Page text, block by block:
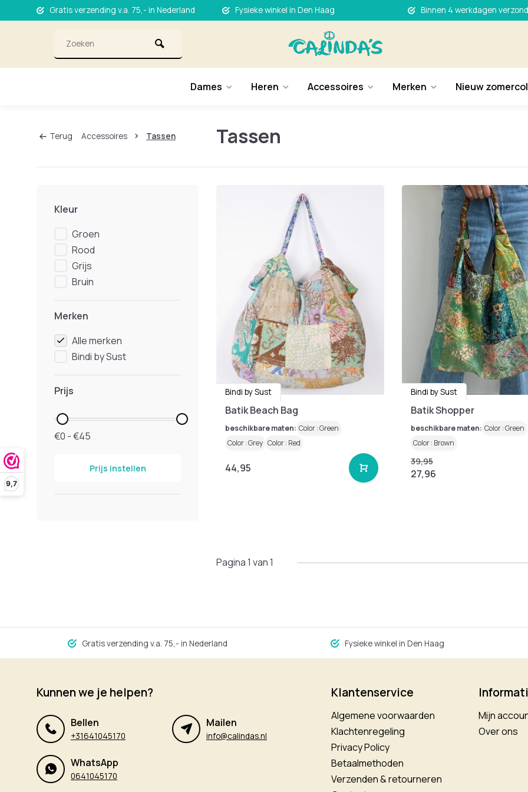
9,7
Gratis verzending v.a. 75,- in Nederland Fysieke winkel in Den Haag Binnen 4 werkdagen
Dames Heren Accessoires Merken Nieuw
Terug Accessoires Tassen Tassen
Kleur
Groen
Rood
Grijs
Bruin
Merken
Alle merken
Bindi by Sust
Prijs
€0 - €45
Prijs instellen
Bindi by Sust
Batik Beach Bag
beschikbare maten: Color : Green
Color : Grey Color : Red
44,95
Bindi by Sust
Batik Shopper
beschikbare maten: Color : Green
Color : Brown
39,95
27,96
Pagina 1 van 1
Gratis verzending v.a. 75,- in Nederland Fysieke winkel in Den Haag
Kunnen we je helpen?
Bellen
+31641045170
Mailen
info@calindas.nl
WhatsApp
0641045170
Klantenservice
Algemene voorwaarden
Klachtenregeling
Privacy Policy
Betaalmethoden
Verzenden & retourneren
Mijn
Over ons